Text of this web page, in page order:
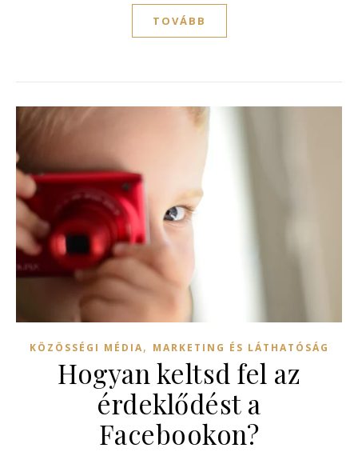
TOVÁBB
KÖZÖSSÉGI MÉDIA, MARKETING ÉS LÁTHATÓSÁG
Hogyan keltsd fel az
érdeklődést a
Facebookon?